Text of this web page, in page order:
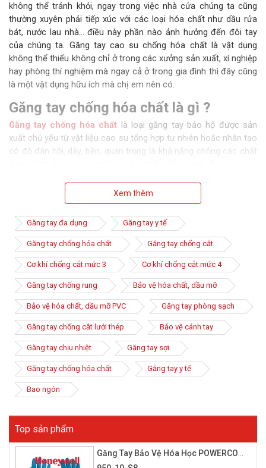
không thể tránh khỏi, ngay trong việc nhà cửa chúng ta cũng
thường xuyên phải tiếp xúc với các loại hóa chất như dầu rửa
bát, nước lau nhà… điều này phần nào ảnh hưởng đến đôi tay
của chúng ta. Găng tay cao su chống hóa chất là vật dụng
không thể thiếu không chỉ ở trong các xưởng sản xuất, xí nghiệp
hay phòng thí nghiệm mà ngay cả ở trong gia đình thì đây cũng
là một vật dụng hữu ích mà chị em nên có.
Găng tay chống hóa chất là gì ?
Găng tay chống hóa chất là loại găng tay bảo hộ được sản
xuất chủ yếu từ vật liệu cao su tổng hợp tự nhiên hoặc nhân tạo
có độ đàn hồi, dày, bền, quan trọng là khả năng chống các chất
độ khéo léo khi làm việc, cảm giác thoải mái khi sử dụng. Nếu
không trang bị cho người lao động thì hóa chất có thể ảnh
hưởng đến bàn tay, gây hại cho da, tổn thương về da tay.
Găng tay cao su chống hóa chất là loại phổ biến nhất hiện nay
các chất độc hại cực tốt. Bên cạnh đó, các loại găng tay cao su
chống hóa chất còn được thiết kế để mang lại độ khéo léo khi
làm việc, cảm giác thoải mái khi sử dụng.
Xem thêm
Găng tay đa dụng Găng tay y tế
Găng tay chống hóa chất Găng tay chống cắt
Cơ khí chống cắt mức 3 Cơ khí chống cắt mức 4
Găng tay chống rung Bảo vệ hóa chất, dầu mỡ
Bảo vệ hóa chất, dầu mỡ PVC Găng tay phòng sạch
Găng tay chống cắt lưới thép Bảo vệ cánh tay
Găng tay chịu nhiệt Găng tay sợi
Găng tay chống hóa chất Găng tay y tế
Bao ngón
Top sản phẩm
Găng Tay Bảo Vệ Hóa Học POWERCOAT